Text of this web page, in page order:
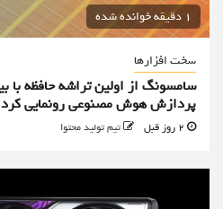
1 دقیقه خوانده شده
سخت افزارها
پردازش هوش مصنوعی رونمایی کرد
تیم تولید محتوا